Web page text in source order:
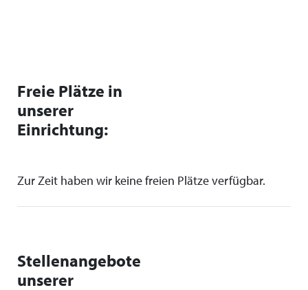
Freie Plätze in
unserer
Einrichtung:
Zur Zeit haben wir keine freien Plätze verfügbar.
Stellenangebote
unserer